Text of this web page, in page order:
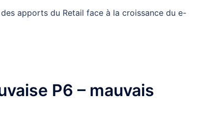
apports du Retail face à la croissance du e-
P6 – mauvais